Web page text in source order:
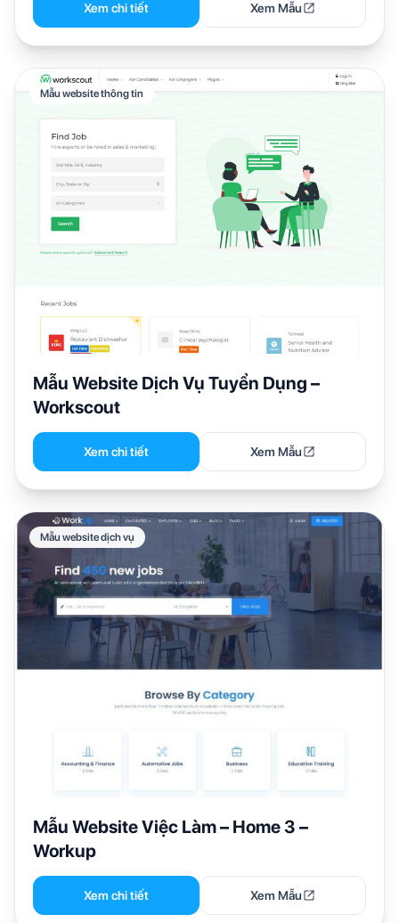
Xem chi tiết Xem Mẫu
Mẫu website thông tin
Mẫu Website Dịch Vụ Tuyển Dụng –
Workscout
Xem chi tiết Xem Mẫu
Mẫu website dịch vụ
Mẫu Website Việc Làm – Home 3 –
Workup
Xem chi tiết Xem Mẫu